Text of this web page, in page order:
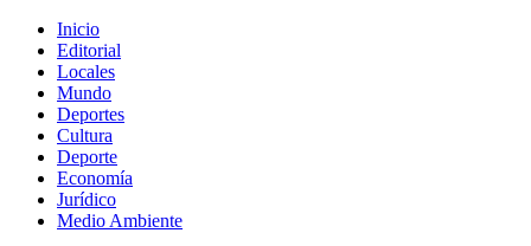
Inicio
Editorial
Locales
Mundo
Deportes
Cultura
Deporte
Economía
Jurídico
Medio Ambiente